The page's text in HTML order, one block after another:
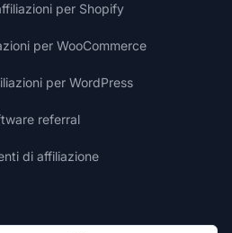
per Shopify
per WooCommerce
per WordPress
referral
di affiliazione